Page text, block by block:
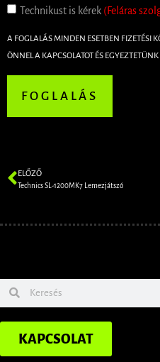
Technikust is kérek (Feláras
A FOGLALÁS MINDEN ESETBEN FIZETÉSI
ÖNNEL A KAPCSOLATOT ÉS
FOGLALÁS
ELŐZŐ
Technics SL-1200MK7 Lemezjátszó
KAPCSOLAT